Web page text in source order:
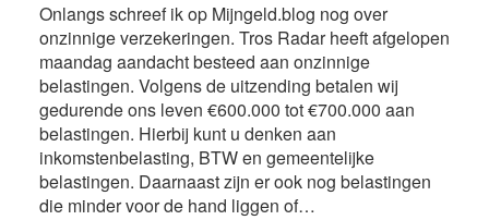
Onlangs schreef ik op Mijngeld.blog nog over
onzinnige verzekeringen. Tros Radar heeft afgelopen
maandag aandacht besteed aan onzinnige
belastingen. Volgens de uitzending betalen wij
gedurende ons leven €600.000 tot €700.000 aan
belastingen. Hierbij kunt u denken aan
inkomstenbelasting, BTW en gemeentelijke
belastingen. Daarnaast zijn er ook nog belastingen
die minder voor de hand liggen of…